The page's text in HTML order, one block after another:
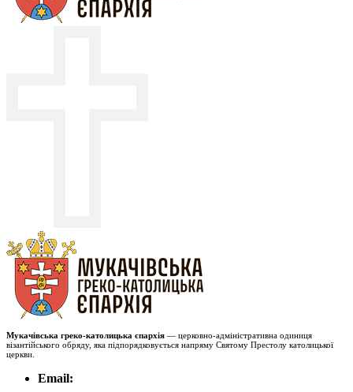
Мукачівська греко-католицька єпархія — церковно-адміністративна одиниця
візантійського обряду, яка підпорядковується напряму Святому Престолу католицької
церкви.
Email: